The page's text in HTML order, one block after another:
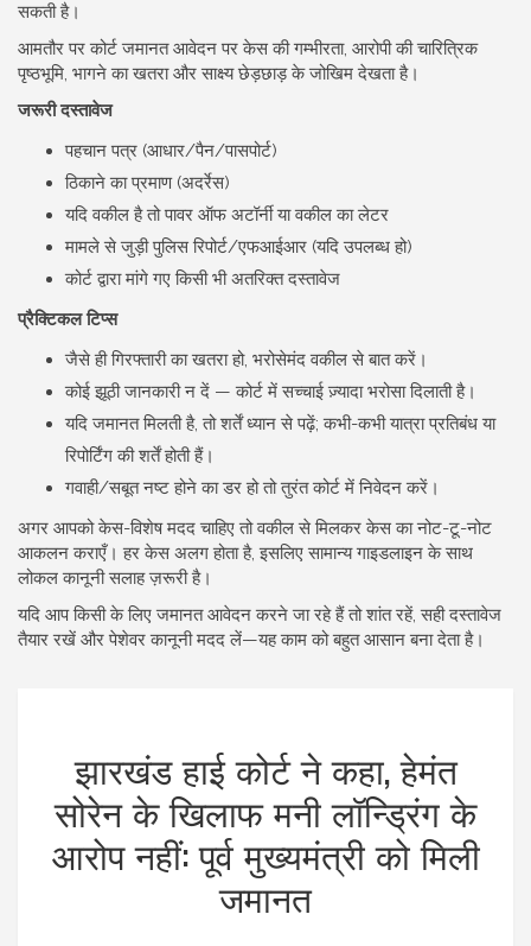
सकती है।
आमतौर पर कोर्ट जमानत आवेदन पर केस की गम्भीरता, आरोपी की चारित्रिक
पृष्ठभूमि, भागने का खतरा और साक्ष्य छेड़छाड़ के जोखिम देखता है।
जरूरी दस्तावेज
पहचान पत्र (आधार/पैन/पासपोर्ट)
ठिकाने का प्रमाण (अदर्रेस)
यदि वकील है तो पावर ऑफ अटॉर्नी या वकील का लेटर
मामले से जुड़ी पुलिस रिपोर्ट/एफआईआर (यदि उपलब्ध हो)
कोर्ट द्वारा मांगे गए किसी भी अतरिक्त दस्तावेज
प्रैक्टिकल टिप्स
जैसे ही गिरफ्तारी का खतरा हो, भरोसेमंद वकील से बात करें।
कोई झूठी जानकारी न दें — कोर्ट में सच्चाई ज़्यादा भरोसा दिलाती है।
यदि जमानत मिलती है, तो शर्तें ध्यान से पढ़ें; कभी-कभी यात्रा प्रतिबंध या
रिपोर्टिंग की शर्तें होती हैं।
गवाही/सबूत नष्ट होने का डर हो तो तुरंत कोर्ट में निवेदन करें।
अगर आपको केस-विशेष मदद चाहिए तो वकील से मिलकर केस का नोट-टू-नोट
आकलन कराएँ। हर केस अलग होता है, इसलिए सामान्य गाइडलाइन के साथ
लोकल कानूनी सलाह ज़रूरी है।
यदि आप किसी के लिए जमानत आवेदन करने जा रहे हैं तो शांत रहें, सही दस्तावेज
तैयार रखें और पेशेवर कानूनी मदद लें—यह काम को बहुत आसान बना देता है।
झारखंड हाई कोर्ट ने कहा, हेमंत
सोरेन के खिलाफ मनी लॉन्ड्रिंग के
आरोप नहीं: पूर्व मुख्यमंत्री को मिली
जमानत